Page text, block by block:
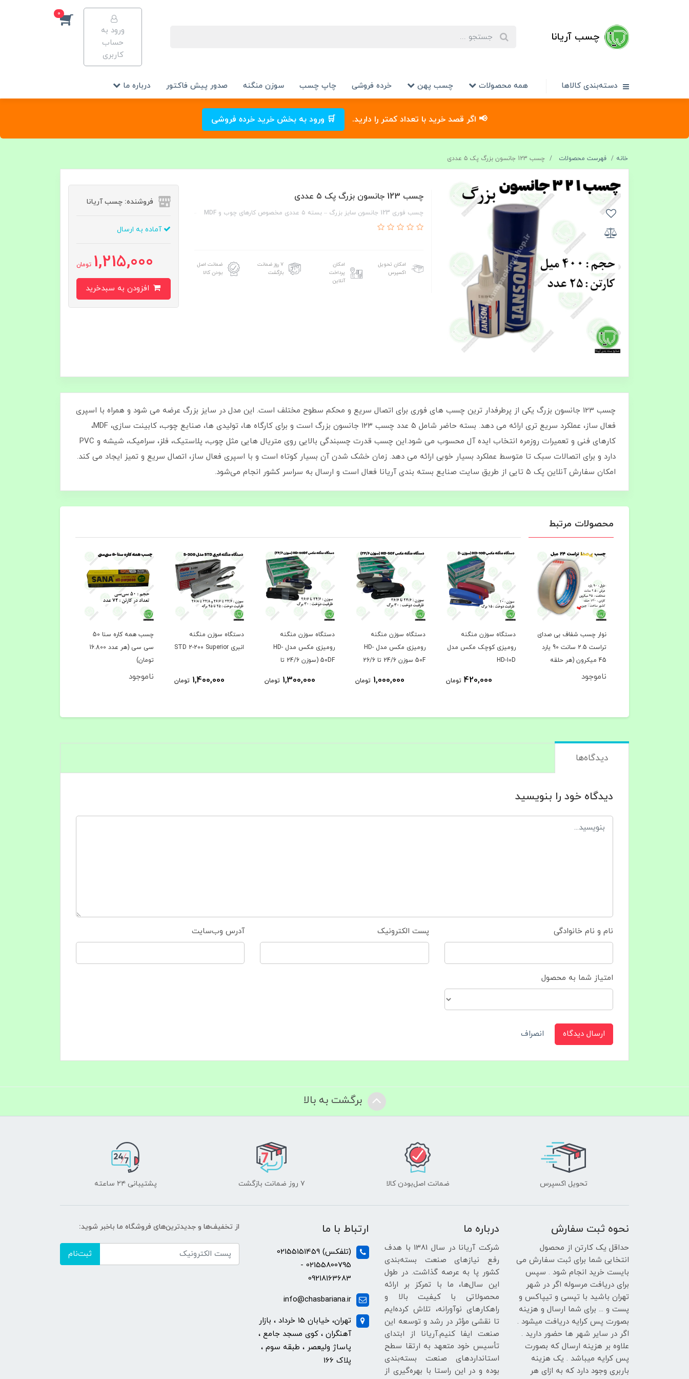
📢 اگر قصد خرید با تعداد کمتر را دارید. 🛒 ورود به بخش خرید خرده فروشی
چسب آریانا
ورود به
حساب
کاربری
0
دسته‌بندی کالاها همه محصولات چسب پهن خرده فروشی چاپ چسب سوزن منگنه صدور پیش فاکتور درباره ما
خانه فهرست محصولات چسب 123 جانسون بزرگ پک ۵ عددی
چسب 123 جانسون بزرگ پک ۵ عددی
چسب فوری 123 جانسون سایز بزرگ – بسته ۵ عددی مخصوص کارهای چوب و MDF
امکان تحویل
اکسپرس
امکان
پرداخت
آنلاین
۷ روز ضمانت
بازگشت
ضمانت اصل
بودن کالا
فروشنده: چسب آریانا
آماده به ارسال
1,215,000 تومان
چسب 123 جانسون بزرگ یکی از پرطرفدار ترین چسب‌ های فوری برای اتصال سریع و محکم سطوح مختلف است. این مدل در سایز بزرگ عرضه می‌ شود و همراه با اسپری
فعال‌ ساز، عملکرد سریع‌ تری ارائه می‌ دهد. بسته حاضر شامل ۵ عدد چسب ۱۲۳ جانسون بزرگ است و برای کارگاه‌ ها، تولیدی‌ ها، صنایع چوب، کابینت‌ سازی، MDF،
کارهای فنی و تعمیرات روزمره انتخاب ایده‌ آل محسوب می‌ شود.این چسب قدرت چسبندگی بالایی روی متریال‌ هایی مثل چوب، پلاستیک، فلز، سرامیک، شیشه و PVC
دارد و برای اتصالات سبک تا متوسط عملکرد بسیار خوبی ارائه می‌ دهد. زمان خشک شدن آن بسیار کوتاه است و با اسپری فعال‌ ساز، اتصال سریع و تمیز ایجاد می‌ کند.
امکان سفارش آنلاین پک ۵ تایی از طریق سایت صنایع بسته‌ بندی آریانا فعال است و ارسال به سراسر کشور انجام می‌شود.
محصولات مرتبط
نوار چسب شفاف بی‌ صدای
تراست 2.5 سانت 90 یارد
45 میکرون (هر حلقه
72.000 تومان)
ناموجود
دستگاه سوزن منگنه
رومیزی کوچک مکس مدل
HD-10D
420,000 تومان
دستگاه سوزن منگنه
رومیزی مکس مدل HD-
50F سوزن 24/6 تا 26/6
1,000,000 تومان
دستگاه سوزن منگنه
رومیزی مکس مدل HD-
50DF (سوزن 24/6 تا
1,300,000 تومان
دستگاه سوزن منگنه
انبری STD 2-200 Superior
1,400,000 تومان
چسب همه کاره سنا 50
سی سی (هر عدد 16.800
تومان)
ناموجود
دیدگاه‌ها
دیدگاه خود را بنویسید
نام و نام خانوادگی پست الکترونیک آدرس وب‌سایت
امتیاز شما به محصول
ارسال دیدگاه انصراف
برگشت به بالا
تحویل اکسپرس ضمانت اصل‌بودن کالا ۷ روز ضمانت بازگشت پشتیبانی ۲۴ ساعته
نحوه ثبت سفارش
حداقل یک کارتن از محصول
انتخابی شما برای ثبت سفارش می
بایست خرید انجام شود . سپس
برای دریافت مرسوله اگر در شهر
تهران باشید با تپسی و تیپاکس و
پست و ... برای شما ارسال و هزینه
بصورت پس کرایه دریافت میشود .
اگر در سایر شهر ها حضور دارید .
علاوه بر هزینه ارسال که بصورت
پس کرایه میباشد . یک هزینه
باربری وجود دارد که به ازای هر
درباره ما
شرکت آریانا در سال 1381 با هدف
رفع نیازهای صنعت بسته‌بندی
کشور پا به عرصه گذاشت. در طول
این سال‌ها، ما با تمرکز بر ارائه
محصولاتی با کیفیت بالا و
راهکارهای نوآورانه، تلاش کرده‌ایم
تا نقشی مؤثر در رشد و توسعه این
صنعت ایفا کنیم.آریانا از ابتدای
تأسیس خود متعهد به ارتقا سطح
استانداردهای صنعت بسته‌بندی
بوده و در این راستا با بهره‌گیری از
ارتباط با ما
(تلفکس) 02155151459
02155800795 -
09218163683
info@chasbariana.ir
تهران، خیابان 15 خرداد ، بازار
آهنگران ، کوی مسجد جامع ،
پاساژ ولیعصر ، طبقه سوم ،
پلاک 166
از تخفیف‌ها و جدیدترین‌های فروشگاه ما باخبر شوید:
ثبت‌نام